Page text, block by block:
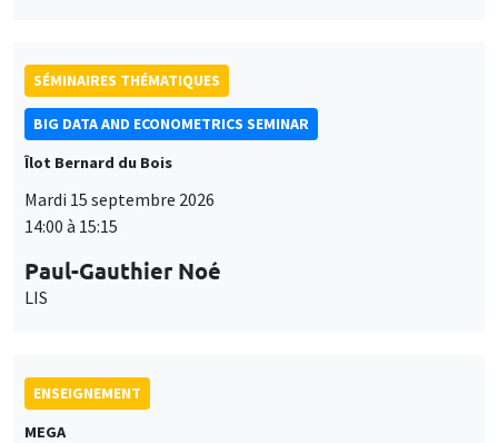
SÉMINAIRES THÉMATIQUES
BIG DATA AND ECONOMETRICS SEMINAR
Îlot Bernard du Bois
Mardi 15 septembre 2026
14:00 à 15:15
Paul-Gauthier Noé
LIS
ENSEIGNEMENT
MEGA